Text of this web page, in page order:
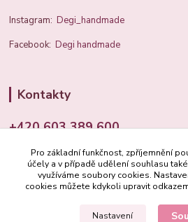
Instagram:Degi_handmade
Facebook:Degi handmade
Kontakty
+420 603 389 600
info@degi.cz
Pro základní funkčnost, zpříjemnění
účely a v případě udělení souhlasu
využíváme soubory cookies.
cookies můžete kdykoli upravit
Nastavení